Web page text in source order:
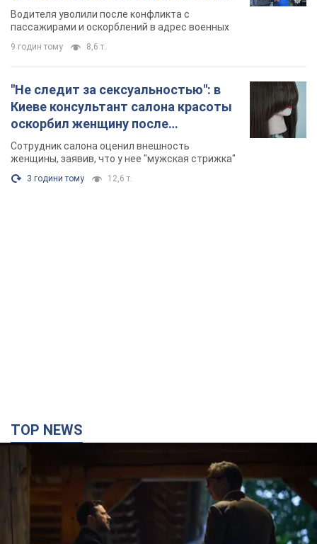
военным и поплатился за это.
Видео
Водителя уволили после конфликта с
пассажирами и оскорблений в адрес военных
9 годин тому 8,6 т.
"Не следит за сексуальностью": в
Киеве консультант салона красоты
оскорбил женщину после
химиотерапии, разгорелся скандал.
Фото
Сотрудник салона оценил внешность
женщины, заявив, что у нее "мужская стрижка"
3 години тому 12,6 т.
TOP NEWS